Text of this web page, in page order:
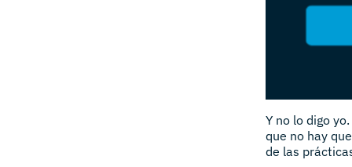
Y no lo digo
que no hay
de las